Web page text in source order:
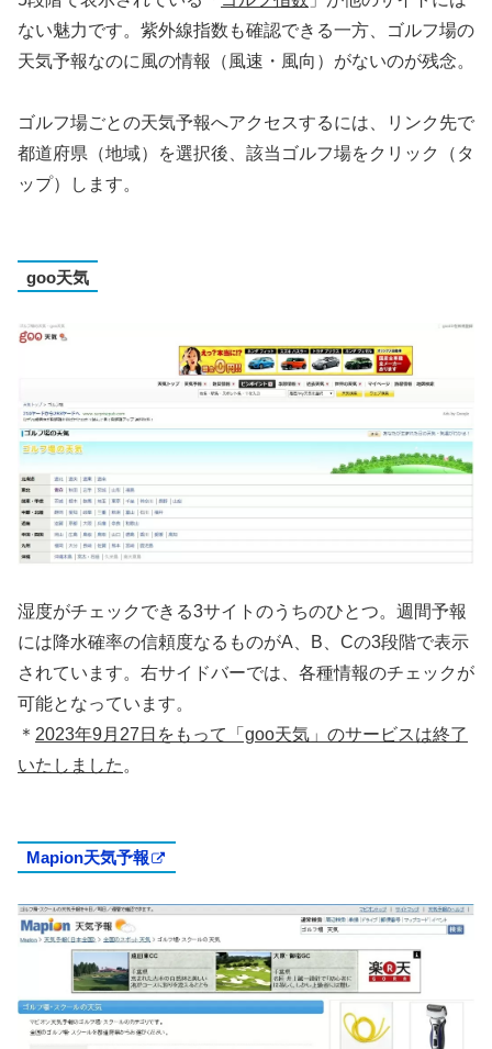
ない魅力です。紫外線指数も確認できる一方、ゴルフ場の
天気予報なのに風の情報（風速・風向）がないのが残念。
ゴルフ場ごとの天気予報へアクセスするには、リンク先で
都道府県（地域）を選択後、該当ゴルフ場をクリック（タ
ップ）します。
goo天気
湿度がチェックできる3サイトのうちのひとつ。週間予報
には降水確率の信頼度なるものがA、B、Cの3段階で表示
されています。右サイドバーでは、各種情報のチェックが
可能となっています。
＊ 2023年9月27日をもって「goo天気」のサービスは終了
いたしました 。
Mapion天気予報